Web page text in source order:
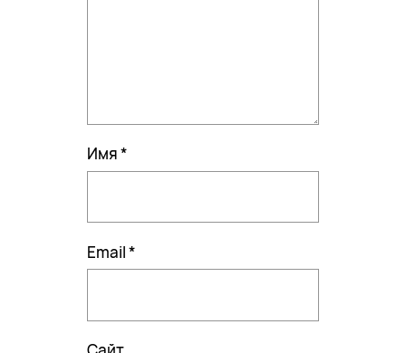
Имя*
Email*